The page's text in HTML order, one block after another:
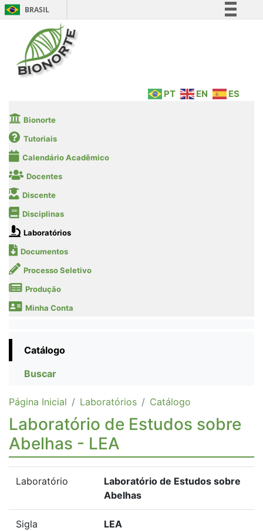
BRASIL
Legislação
PT EN ES
Bionorte
Tutoriais
Calendário Acadêmico
Docentes
Discente
Disciplinas
Laboratórios
Documentos
Processo Seletivo
Produção
Minha Conta
Catálogo
Buscar
Página Inicial Laboratórios Catálogo
Laboratório de Estudos sobre
Abelhas - LEA
Laboratório
Laboratório de Estudos sobre
Abelhas
Sigla LEA